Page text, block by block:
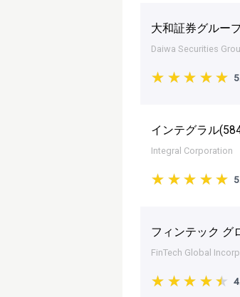
大和証券グルー
Daiwa Securities
インテグラル(
Integral Corporation
フィンテック グ
FinTech Global